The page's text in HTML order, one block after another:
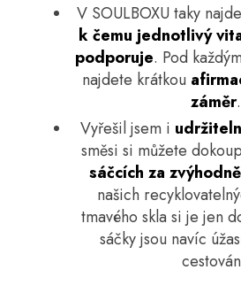
V SOULBOXU taky
k čemu jednotlivý
podporuje. Pod
najdete krátkou
záměr.
Vyřešil jsem i
směsi si můžete
sáčcích za
našich
tmavého skla si je jen
sáčky jsou navíc